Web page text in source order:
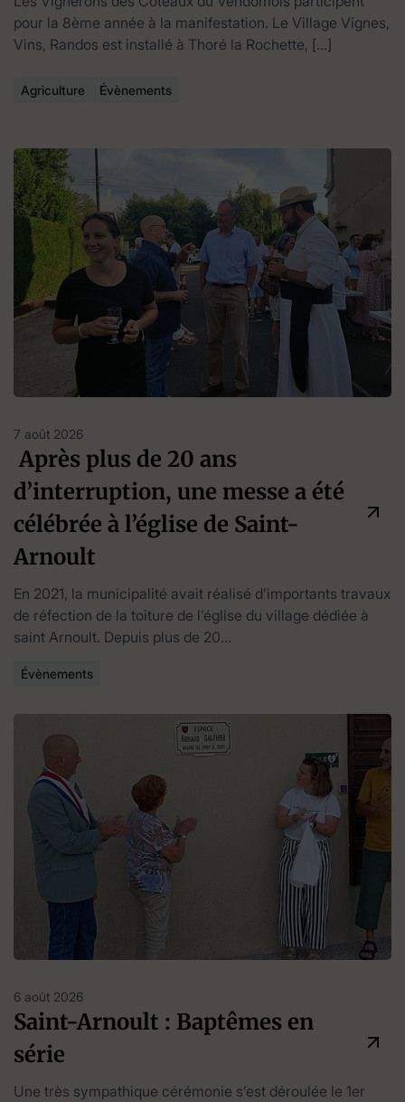
pour la 8ème année à la manifestation. Le Village Vignes,
Vins, Randos est installé à Thoré la Rochette, […]
Agriculture Évènements
7 août 2026
Après plus de 20 ans
d’interruption, une messe a été
célébrée à l’église de Saint-
Arnoult
En 2021, la municipalité avait réalisé d’importants travaux
de réfection de la toiture de l’église du village dédiée à
saint Arnoult. Depuis plus de 20...
Évènements
6 août 2026
Saint-Arnoult : Baptêmes en
série
Une très sympathique cérémonie s’est déroulée le 1er